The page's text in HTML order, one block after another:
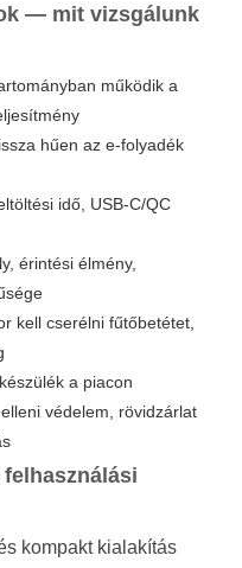
— mit vizsgálunk
működik a
hűen az e-folyadék
idő, USB-C/QC
érintési élmény,
kell cserélni fűtőbetétet,
a piacon
védelem, rövidzárlat
kompakt kialakítás